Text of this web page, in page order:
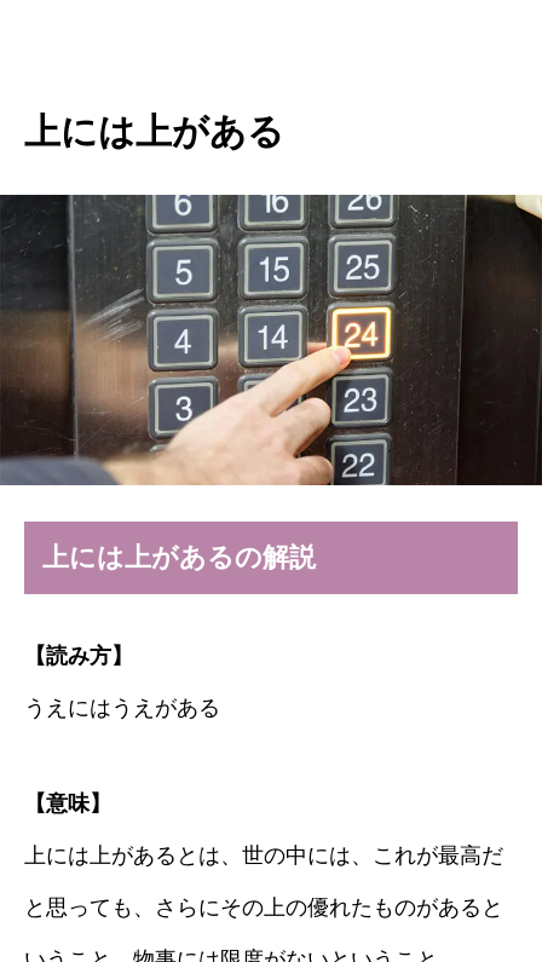
上には上がある
上には上があるの解説
【読み方】
うえにはうえがある
【意味】
上には上があるとは、世の中には、これが最高だ
と思っても、さらにその上の優れたものがあると